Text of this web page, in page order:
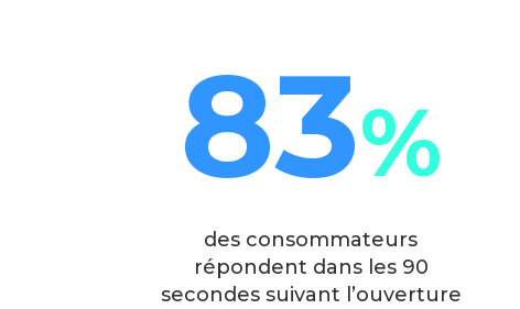
83%
des consommateurs
répondent dans les 90
secondes suivant l’ouverture